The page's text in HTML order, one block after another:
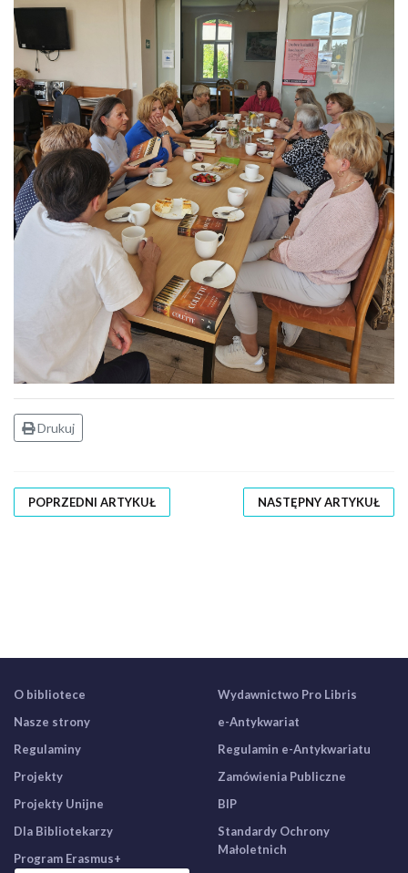
Drukuj
POPRZEDNI ARTYKUŁ NASTĘPNY ARTYKUŁ
O bibliotece
Nasze strony
Regulaminy
Projekty
Projekty Unijne
Dla Bibliotekarzy
Program Erasmus+
Wydawnictwo Pro Libris
e-Antykwariat
Regulamin e-Antykwariatu
Zamówienia Publiczne
BIP
Standardy Ochrony
Małoletnich